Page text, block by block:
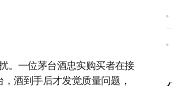
。一位茅台酒忠实购买者在接
酒到手后才发觉质量问题，